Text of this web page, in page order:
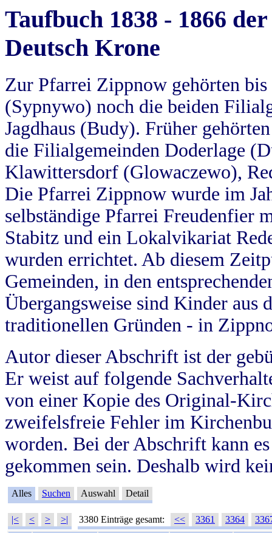
Taufbuch 1838 - 1866
Deutsch Krone
Zur Pfarrei Zippnow gehörten
(Sypnywo) noch die beiden
Jagdhaus (Budy). Früher
die Filialgemeinden Doderlage
Klawittersdorf (Glowaczewo),
Die Pfarrei Zippnow wurde im
selbständige Pfarrei Freudenfier
Stabitz und ein Lokalvikariat
wurden errichtet. Ab diesem
Gemeinden, in den
Übergangsweise sind Kinder aus
traditionellen Gründen - in
Autor dieser Abschrift ist der
Er weist auf folgende
von einer Kopie des Original-
zweifelsfreie Fehler im
worden. Bei der Abschrift kann
gekommen sein. Deshalb wird
Alles Suchen Auswahl Detail
|< < > >| 3380 Einträge gesamt: << 3361 3364